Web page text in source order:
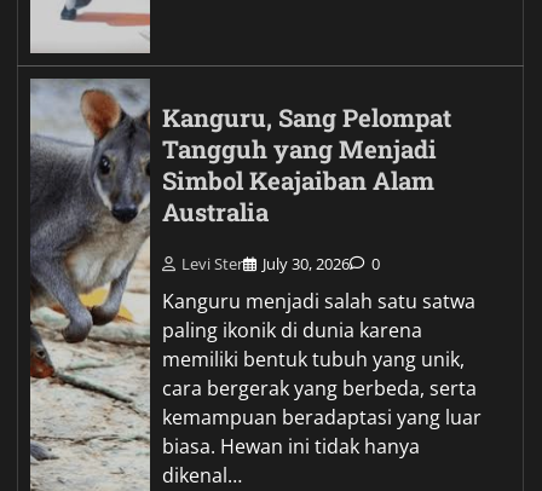
Kanguru, Sang Pelompat
Tangguh yang Menjadi
Simbol Keajaiban Alam
Australia
Levi Ster July 30, 2026 0
Kanguru menjadi salah satu satwa
paling ikonik di dunia karena
memiliki bentuk tubuh yang unik,
cara bergerak yang berbeda, serta
kemampuan beradaptasi yang luar
biasa. Hewan ini tidak hanya
dikenal…